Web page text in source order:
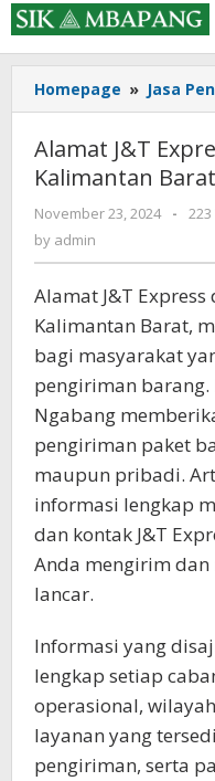
Skip
to
content
Homepage » Jasa
Alamat J&T
Kalimantan Barat
November 23, 2024
by
-
by admin
Alamat J&T
Kalimantan Barat,
bagi masyarakat
pengiriman barang.
Ngabang
pengiriman paket
maupun pribadi.
informasi lengkap
dan kontak J&T
Anda mengirim
lancar.
Informasi yang
lengkap setiap
operasional,
layanan yang
pengiriman, serta